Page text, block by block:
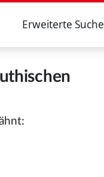
Erweiterte Suche